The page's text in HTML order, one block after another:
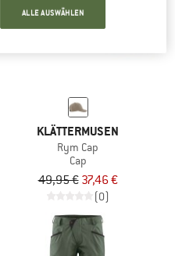
25%
KLÄTTERMUSEN
Rym Cap
Cap
49,95 € 37,46 €
(0)
ALLE AUSWÄHLEN